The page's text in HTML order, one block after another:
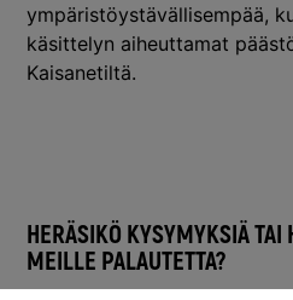
ympäristöystävällisempää,
käsittelyn aiheuttamat
Kaisanetiltä.
HERÄSIKÖ KYSYMYKSIÄ TAI
MEILLE PALAUTETTA?